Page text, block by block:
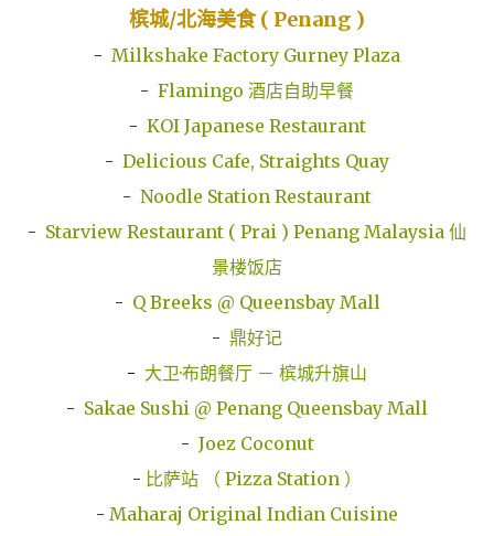
槟城/北海美食 ( Penang )
- Milkshake Factory Gurney Plaza
- Flamingo 酒店自助早餐
- KOI Japanese Restaurant
- Delicious Cafe, Straights Quay
- Noodle Station Restaurant
- Starview Restaurant ( Prai ) Penang Malaysia 仙
景楼饭店
- Q Breeks @ Queensbay Mall
- 鼎好记
- 大卫·布朗餐厅 － 槟城升旗山
- Sakae Sushi @ Penang Queensbay Mall
- Joez Coconut
- 比萨站 （ Pizza Station ）
- Maharaj Original Indian Cuisine